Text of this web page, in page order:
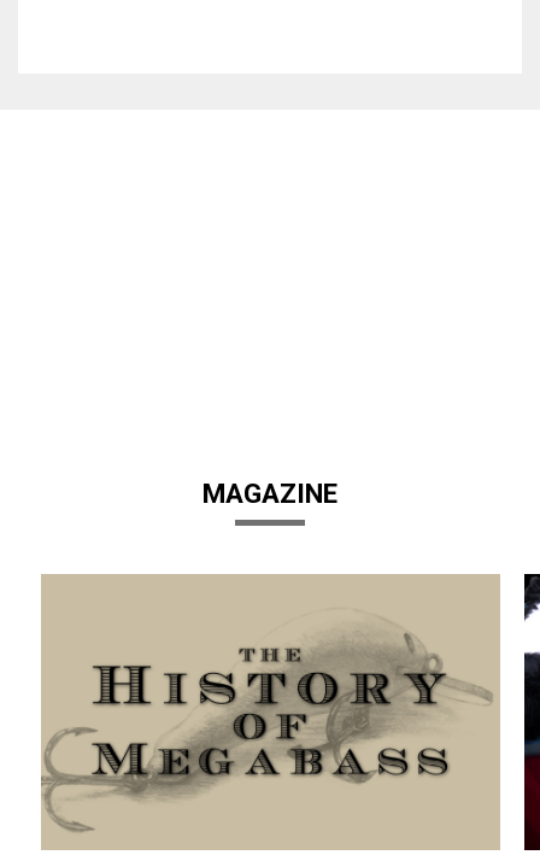
MAGAZINE